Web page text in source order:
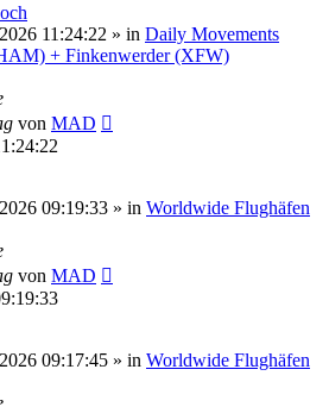
11:24:22 » in Daily Movements
+ Finkenwerder (XFW)
von MAD
09:19:33 » in Worldwide Flughäfen
von MAD
09:17:45 » in Worldwide Flughäfen